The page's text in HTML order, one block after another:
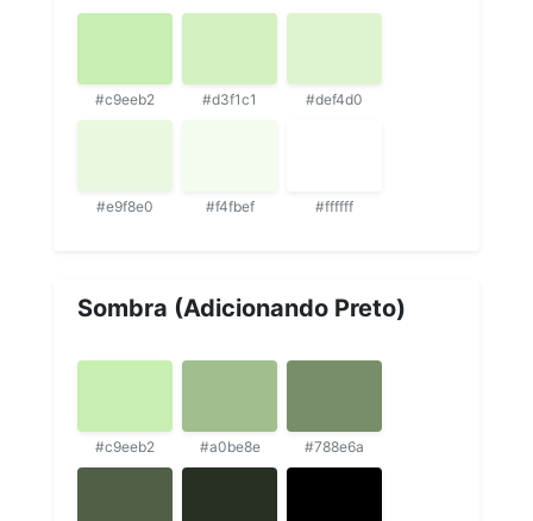
#c9eeb2 #d3f1c1 #def4d0
#e9f8e0 #f4fbef #ffffff
Sombra (Adicionando Preto)
#c9eeb2 #a0be8e #788e6a